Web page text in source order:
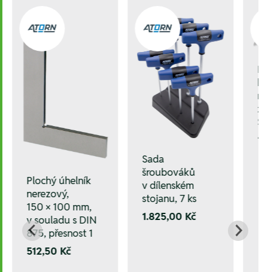
Plochý úhelník
nerezový,
150 × 100 mm,
v souladu s DIN
875, přesnost 1
512,50 Kč
Sada
šroubováků
v dílenském
stojanu, 7 ks
1.825,00 Kč